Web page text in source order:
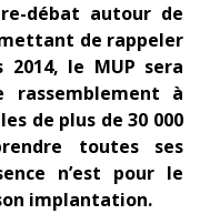
débat autour de
de rappeler
2014, le MUP sera
à
de plus de 30 000
toutes ses
n’est pour le
implantation.